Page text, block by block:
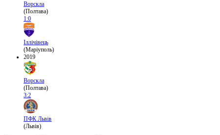
Ворскла
(Полтава)
1:0
Іллічівець
(Маріуполь)
2019
Ворскла
(Полтава)
3:2
ПФК Львів
(Львів)